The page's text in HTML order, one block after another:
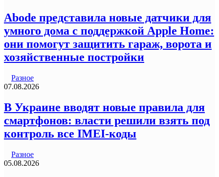
Abode представила новые датчики для
умного дома с поддержкой Apple Home:
они помогут защитить гараж, ворота и
хозяйственные постройки
Разное
07.08.2026
В Украине вводят новые правила для
смартфонов: власти решили взять под
контроль все IMEI-коды
Разное
05.08.2026